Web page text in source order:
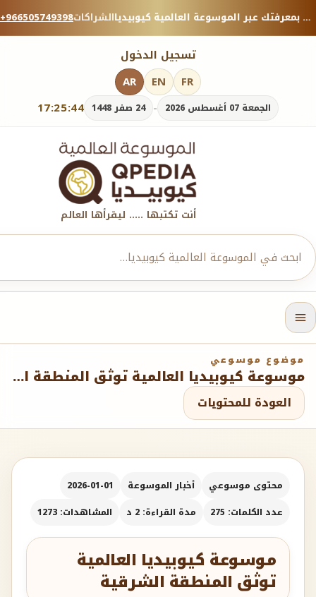
+966505749398الشراكات منصة معرفية موثوقة — شارك بمعرفتك عبر الموسوعة العالمية كيوبيديا.
تسجيل الدخول
17:25:45 الجمعة 07 أغسطس 2026 - 24 صفر 1448
AR EN FR
أنت تكتبها ..... ليقرأها العالم
موضوع موسوعي
موسوعة كيوبيديا العالمية توثق المنطقة الشرقية
العودة للمحتويات
محتوى موسوعي أخبار الموسوعة
2026-01-01
عدد الكلمات: 275
مدة القراءة: 2 د المشاهدات: 1273
موسوعة كيوبيديا العالمية
توثق المنطقة الشرقية